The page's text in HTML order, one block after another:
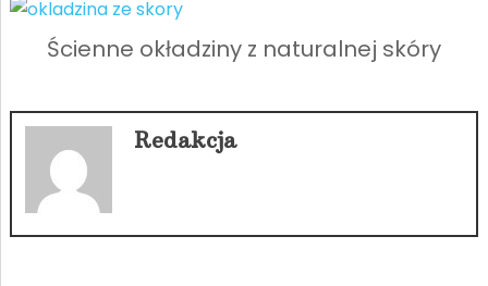
Ścienne okładziny z naturalnej skóry
Redakcja